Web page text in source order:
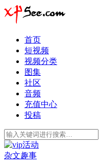
首页
短视频
视频分类
图集
社区
音频
充值中心
投稿
杂文趣事